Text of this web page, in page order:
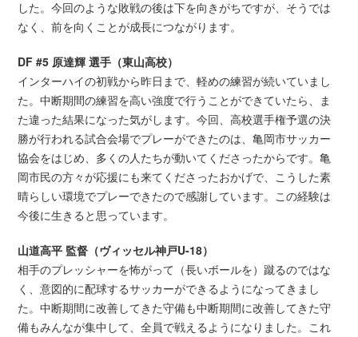
した。今回のような敗戦の後は下を向きがちですが、そうでは
なく、前を向くことが成長につながります。
DF #5 原達輝 選手（東山高校）
インターハイの初戦から昨日まで、軽めの練習が続いていまし
た。中断期間の練習を高い強度で行うことができていたら、ま
た違った結果になった気がします。今回、高校選手権予選の決
勝が行われる試合会場でプレーができたのは、亀岡市サッカー
協会をはじめ、多くの人たちが動いてくださったからです。亀
岡市民の方々が応援にも来てくださったおかげで、こうした素
晴らしい環境でプレーできたので感謝しています。この経験は
今後に生きると思っています。
山道高平 監督（ヴィッセル神戸U-18）
相手のプレッシャーを怖がって（長いボールを）蹴るのではな
く、意図的に配球するサッカーができるようになってきまし
た。中断期間に改善してきた守備も中断期間に改善してきた守
備もみんなが集中して、全員で戦えるようになりました。これ